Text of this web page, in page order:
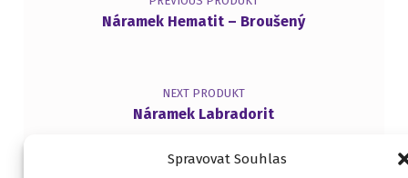
Spravovat Souhlas
Náramek Hematit – Broušený
NEXT PRODUKT
Náramek Labradorit